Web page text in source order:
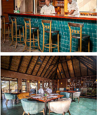
Show larger version